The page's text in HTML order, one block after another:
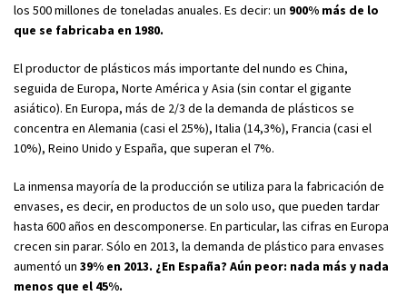
los 500 millones de toneladas anuales. Es decir: un 900% más de lo
que se fabricaba en 1980.
El productor de plásticos más importante del nundo es China,
seguida de Europa, Norte América y Asia (sin contar el gigante
asiático). En Europa, más de 2/3 de la demanda de plásticos se
concentra en Alemania (casi el 25%), Italia (14,3%), Francia (casi el
10%), Reino Unido y España, que superan el 7%.
La inmensa mayoría de la producción se utiliza para la fabricación de
envases, es decir, en productos de un solo uso, que pueden tardar
hasta 600 años en descomponerse. En particular, las cifras en Europa
crecen sin parar. Sólo en 2013, la demanda de plástico para envases
aumentó un 39% en 2013. ¿En España? Aún peor: nada más y nada
menos que el 45%.